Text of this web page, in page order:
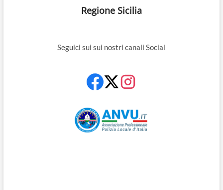
Regione Sicilia
Seguici sui sui nostri canali Social